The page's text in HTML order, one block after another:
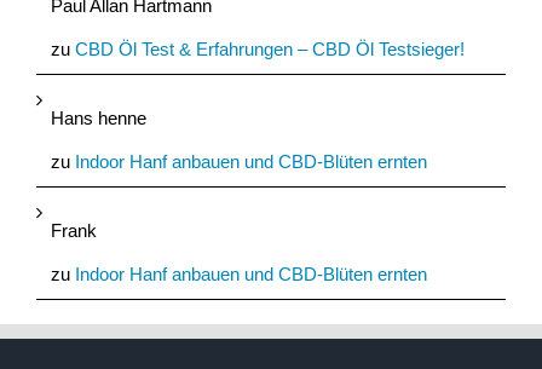
Paul Allan Hartmann
zu CBD Öl Test & Erfahrungen – CBD Öl Testsieger!
Hans henne
zu Indoor Hanf anbauen und CBD-Blüten ernten
Frank
zu Indoor Hanf anbauen und CBD-Blüten ernten